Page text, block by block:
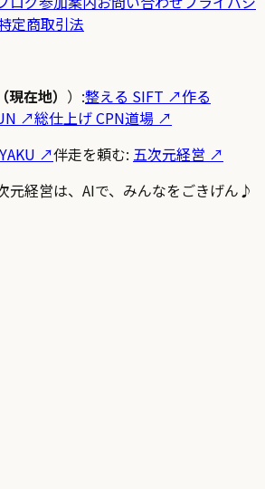
定商取引法
現在地） ）:整える SIFT ↗作る
↗総仕上げ CPN道場 ↗
↗伴走を頼む: 五次元経営 ↗
元経営は、AIで、みんなをごきげん♪